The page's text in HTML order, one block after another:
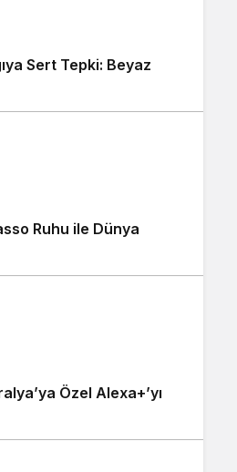
Sert Tepki: Beyaz
Ruhu ile Dünya
Özel Alexa+’yı